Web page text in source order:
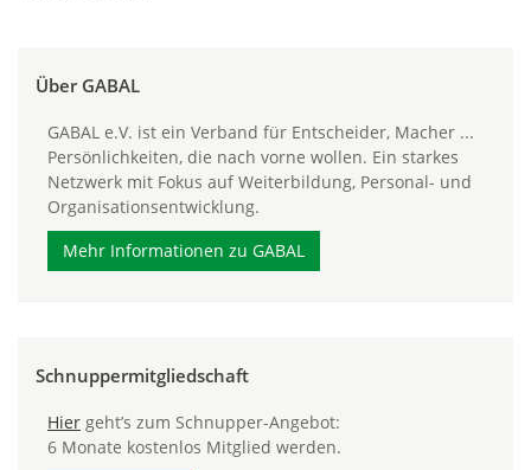
Über GABAL
GABAL e.V. ist ein Verband für Entscheider, Macher ...
Persönlichkeiten, die nach vorne wollen. Ein starkes
Netzwerk mit Fokus auf Weiterbildung, Personal- und
Organisationsentwicklung.
Mehr Informationen zu GABAL
Schnuppermitgliedschaft
Hier geht’s zum Schnupper-Angebot:
6 Monate kostenlos Mitglied werden.